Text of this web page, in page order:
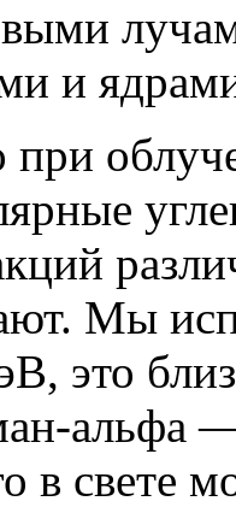
и
при
Мы
это
альфа
в свете